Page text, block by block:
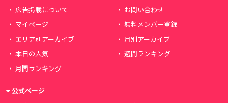
広告掲載について
お問い合わせ
マイページ
無料メンバー登録
エリア別アーカイブ
月別アーカイブ
本日の人気
週間ランキング
月間ランキング
公式ページ